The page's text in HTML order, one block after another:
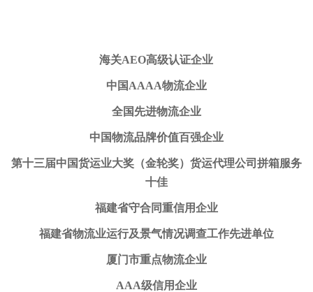
海关AEO高级认证企业
中国AAAA物流企业
全国先进物流企业
中国物流品牌价值百强企业
第十三届中国货运业大奖（金轮奖）货运代理公司拼箱服务
十佳
福建省守合同重信用企业
福建省物流业运行及景气情况调查工作先进单位
厦门市重点物流企业
AAA级信用企业